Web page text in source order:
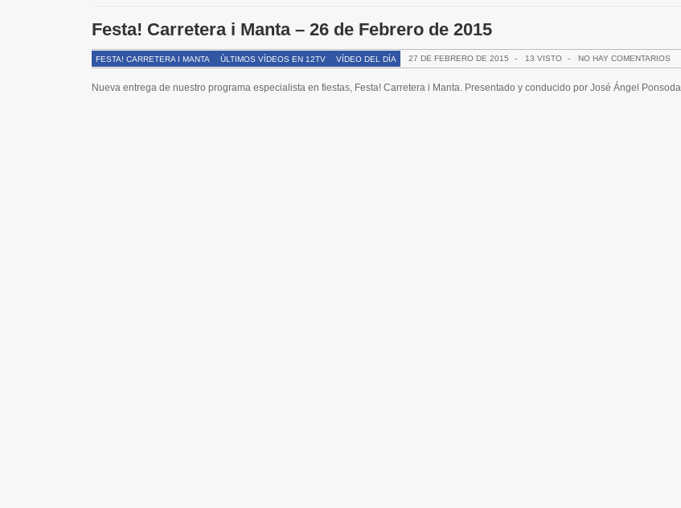
Festa! Carretera i Manta – 26 de Febrero de 2015
FESTA! CARRETERA I MANTA ÚLTIMOS VÍDEOS EN 12TV VÍDEO DEL DÍA 27 DE FEBRERO DE 2015 - 13 VISTO - NO HAY COMENTARIOS
Nueva entrega de nuestro programa especialista en fiestas, Festa! Carretera i Manta. Presentado y conducido por José Ángel Ponsoda.